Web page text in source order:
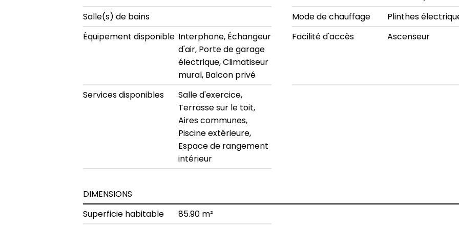
Salle(s) de bains
Mode de chauffage
Plinthes
Équipement disponible Interphone, Échangeur
d'air, Porte de garage
électrique, Climatiseur
mural, Balcon privé
Facilité d'accès Ascenseur
Services disponibles
Salle d'exercice,
Terrasse sur le toit,
Aires communes,
Piscine extérieure,
Espace de rangement
intérieur
DIMENSIONS
Superficie habitable
85.90 m²